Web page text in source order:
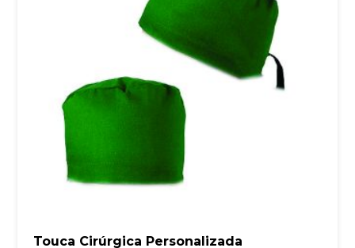
Touca Cirúrgica Personalizada